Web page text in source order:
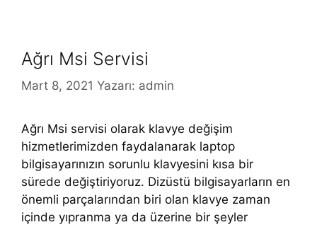
Ağrı Msi Servisi
Mart 8, 2021 Yazarı: admin
Ağrı Msi servisi olarak klavye değişim
hizmetlerimizden faydalanarak laptop
bilgisayarınızın sorunlu klavyesini kısa bir
sürede değiştiriyoruz. Dizüstü bilgisayarların en
önemli parçalarından biri olan klavye zaman
içinde yıpranma ya da üzerine bir şeyler